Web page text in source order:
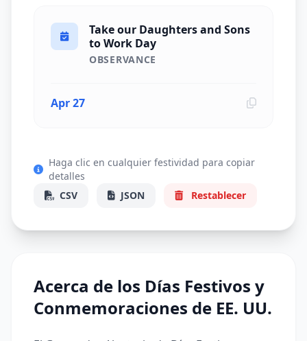
Take our Daughters and Sons
to Work Day
OBSERVANCE
Apr 27
Haga clic en cualquier festividad para copiar
detalles
CSV
JSON Restablecer
Acerca de los Días Festivos y
Conmemoraciones de EE. UU.